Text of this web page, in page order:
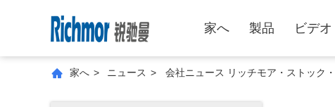
家へ 製品 ビデオ
家へ > ニュース > 会社ニュース リッチモア・ストック